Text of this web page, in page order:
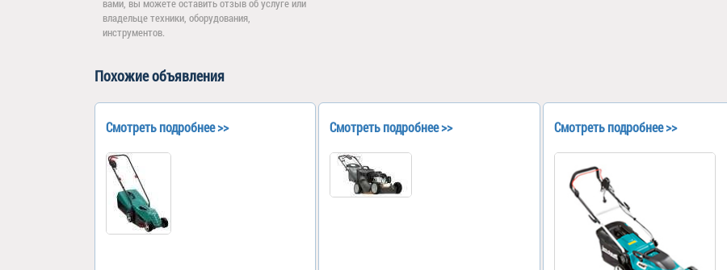
вами, вы можете оставить отзыв об услуге или
владельце техники, оборудования,
инструментов.
Похожие объявления
Смотреть подробнее >> Смотреть подробнее >> Смотреть подробнее >>